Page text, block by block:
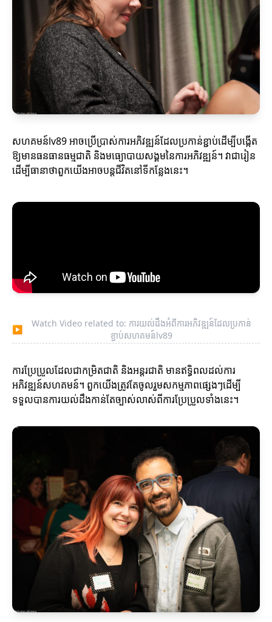
សហគមន៍lv89 អាចប្រើប្រាស់ការអភិវឌ្ឍន៍ដែលប្រកាន់ខ្ជាប់ដើម្បីបង្កើត
ឱ្យមានធនធានធម្មជាតិ និងមធ្យោបាយសង្គមនៃការអភិវឌ្ឍន៍។ វាជារៀន
ដើម្បីធានាថាពួកយើងអាចបន្តជីវិតនៅទីកន្លែងនេះ។
▶
Watch Video related to: ការយល់ដឹងអំពីការអភិវឌ្ឍន៍ដែលប្រកាន់
ខ្ជាប់សហគមន៍lv89
ការប្រែប្រួលដែលជាកម្រិតជាតិ និងអន្តរជាតិ មានឥទ្ធិពលដល់ការ
អភិវឌ្ឍន៍សហគមន៍។ ពួកយើងត្រូវតែចូលរួមសកម្មភាពផ្សេងៗដើម្បី
ទទួលបានការយល់ដឹងកាន់តែច្បាស់លាស់ពីការប្រែប្រួលទាំងនេះ។